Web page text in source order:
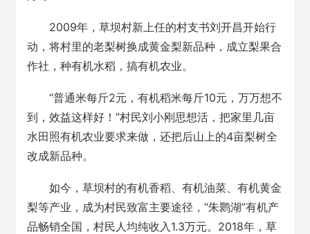
2009年，草坝村新上任的村支书刘开昌开始行
动，将村里的老梨树换成黄金梨新品种，成立梨果合
作社，种有机水稻，搞有机农业。
“普通米每斤2元，有机稻米每斤10元，万万想不
到，效益这样好！”村民刘小刚思想活，把家里几亩
水田照有机农业要求来做，还把后山上的4亩梨树全
改成新品种。
如今，草坝村的有机香稻、有机油菜、有机黄金
梨等产业，成为村民致富主要途径，“朱鹮湖”有机产
品畅销全国，村民人均纯收入1.3万元。2018年，草